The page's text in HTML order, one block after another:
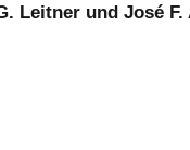
Leitner und José